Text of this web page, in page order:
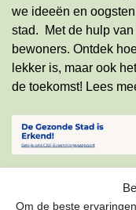
Om de beste
we ideeën en
stad. Met de hulp
bewoners. Ontdek
lekker is, maar ook
de toekomst! Lees